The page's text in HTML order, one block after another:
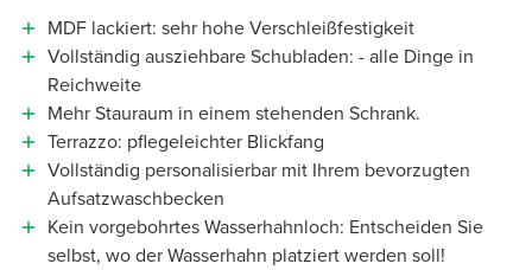
MDF lackiert: sehr hohe Verschleißfestigkeit
Vollständig ausziehbare Schubladen: - alle Dinge in
Reichweite
Mehr Stauraum in einem stehenden Schrank.
Terrazzo: pflegeleichter Blickfang
Vollständig personalisierbar mit Ihrem bevorzugten
Aufsatzwaschbecken
Kein vorgebohrtes Wasserhahnloch: Entscheiden Sie
selbst, wo der Wasserhahn platziert werden soll!